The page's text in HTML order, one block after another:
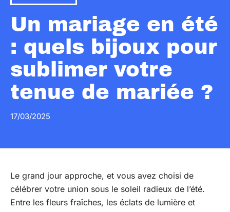
Un mariage en été
: quels bijoux pour
sublimer votre
tenue de mariée ?
17/03/2025
Le grand jour approche, et vous avez choisi de
célébrer votre union sous le soleil radieux de l’été.
Entre les fleurs fraîches, les éclats de lumière et